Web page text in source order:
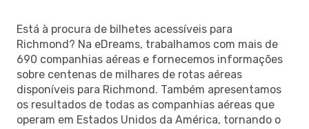
Está à procura de bilhetes acessíveis para
Richmond? Na eDreams, trabalhamos com mais de
690 companhias aéreas e fornecemos informações
sobre centenas de milhares de rotas aéreas
disponíveis para Richmond. Também apresentamos
os resultados de todas as companhias aéreas que
operam em Estados Unidos da América, tornando o